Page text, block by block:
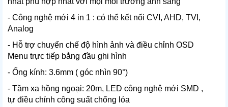
- Công nghệ mới 4 in 1 : có thể kết nối CVI, AHD, TVI,
Analog
- Hỗ trợ chuyển chế độ hình ảnh và điều chỉnh OSD
Menu trực tiếp bằng đầu ghi hình
- Ống kính: 3.6mm ( góc nhìn 90°)
- Tầm xa hồng ngoại: 20m, LED công nghệ mới SMD ,
tự điều chỉnh công suất chống lóa